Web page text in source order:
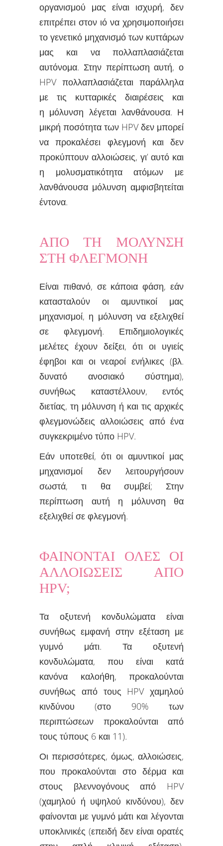
οργανισμού μας είναι ισχυρή, δεν
επιτρέπει στον ιό να χρησιμοποιήσει
το γενετικό μηχανισμό των κυττάρων
μας και να πολλαπλασιάζεται
αυτόνομα. Στην περίπτωση αυτή, ο
HPV πολλαπλασιάζεται παράλληλα
με τις κυτταρικές διαιρέσεις και
η μόλυνση λέγεται λανθάνουσα. Η
μικρή ποσότητα των HPV δεν μπορεί
να προκαλέσει φλεγμονή και δεν
προκύπτουν αλλοιώσεις, γι’ αυτό και
η μολυσματικότητα ατόμων με
λανθάνουσα μόλυνση αμφισβητείται
έντονα.
ΑΠΟ ΤΗ ΜΟΛΥΝΣΗ
ΣΤΗ ΦΛΕΓΜΟΝΗ
Είναι πιθανό, σε κάποια φάση, εάν
κατασταλούν οι αμυντικοί μας
μηχανισμοί, η μόλυνση να εξελιχθεί
σε φλεγμονή. Επιδημιολογικές
μελέτες έχουν δείξει, ότι οι υγιείς
έφηβοι και οι νεαροί ενήλικες (βλ.
δυνατό ανοσιακό σύστημα),
συνήθως καταστέλλουν, εντός
διετίας, τη μόλυνση ή και τις αρχικές
φλεγμονώδεις αλλοιώσεις από ένα
συγκεκριμένο τύπο HPV.
Εάν υποτεθεί, ότι οι αμυντικοί μας
μηχανισμοί δεν λειτουργήσουν
σωστά, τι θα συμβεί; Στην
περίπτωση αυτή η μόλυνση θα
εξελιχθεί σε φλεγμονή.
ΦΑΙΝΟΝΤΑΙ ΟΛΕΣ ΟΙ
ΑΛΛΟΙΩΣΕΙΣ ΑΠΟ
HPV;
Τα οξυτενή κονδυλώματα είναι
συνήθως εμφανή στην εξέταση με
γυμνό μάτι. Τα οξυτενή
κονδυλώματα, που είναι κατά
κανόνα καλοήθη, προκαλούνται
συνήθως από τους HPV χαμηλού
κινδύνου (στο 90% των
περιπτώσεων προκαλούνται από
τους τύπους 6 και 11).
Οι περισσότερες, όμως, αλλοιώσεις,
που προκαλούνται στο δέρμα και
στους βλεννογόνους από HPV
(χαμηλού ή υψηλού κινδύνου), δεν
φαίνονται με γυμνό μάτι και λέγονται
υποκλινικές (επειδή δεν είναι ορατές